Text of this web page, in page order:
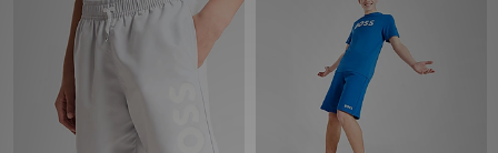
Varumärken